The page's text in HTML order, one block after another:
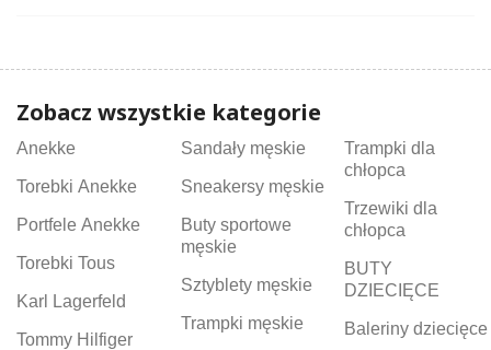
Zobacz wszystkie kategorie
Anekke
Torebki Anekke
Portfele Anekke
Torebki Tous
Karl Lagerfeld
Tommy Hilfiger
Sandały męskie
Sneakersy męskie
Buty sportowe
męskie
Sztyblety męskie
Trampki męskie
Trampki dla
chłopca
Trzewiki dla
chłopca
BUTY
DZIECIĘCE
Baleriny dziecięce